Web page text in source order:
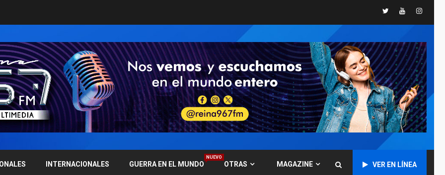
TwitterYoutube
INTERNACIONALES GUERRA EN EL MUNDO
NUEVO
OTRAS MAGAZINE VER EN LÍNEA
6
Mariño respalda a
Cámara de Comercio
para reforma de Ley
de Puerto Libre
7
POLÍTICA
TITULARES
ÚLTIMA HORA
CNP plantea incluir
Libertad de Expresión
en agenda de
negociación con
comisión de AN 2015
ÚLTIMA HORA